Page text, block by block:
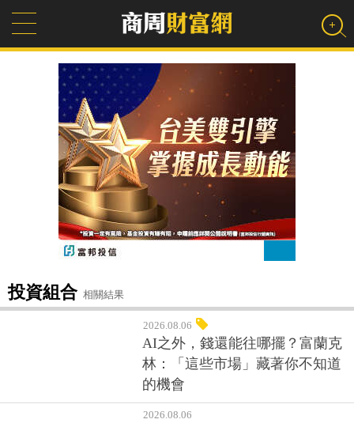
投資組合 相關結果
2026.08.06
AI之外，錢還能往哪擺？富蘭克
林：「這些市場」藏著你不知道
的機會
2026.08.06